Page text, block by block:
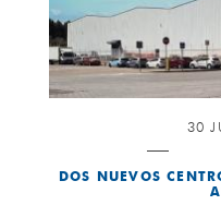
30
DOS NUEVOS